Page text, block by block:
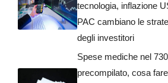
tecnologia, inflazione
PAC cambiano le
degli investitori
Spese mediche nel 730
precompilato, cosa